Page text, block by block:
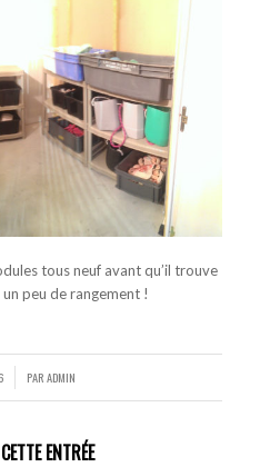
tous neuf avant qu’il trouve
peu de rangement !
PARADMIN
ENTRÉE